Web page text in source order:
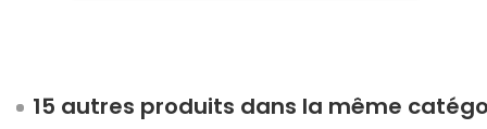
15 autres produits dans la même